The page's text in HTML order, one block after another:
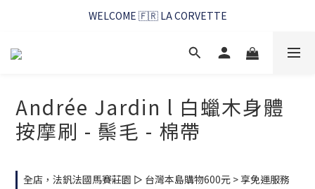
WELCOME 🇫🇷 LA CORVETTE
WELCOME 🇫🇷 LA CORVETTE
馬賽好友季~純淨清潔的相伴
Andrée Jardin l 白蠟木身體
按摩刷 - 鬃毛 - 棉帶
全店，法釩法國馬賽莊園 ▻ 台灣本島購物600元 > 享免運服務